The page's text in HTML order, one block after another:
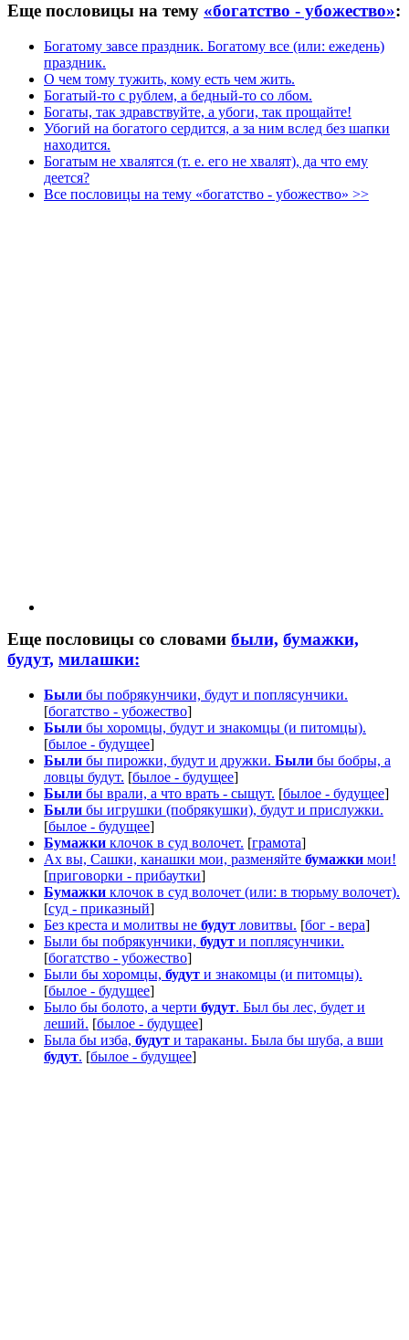
Еще пословицы на тему «богатство - убожество»:
Богатому завсе праздник. Богатому все (или: ежедень)
праздник.
О чем тому тужить, кому есть чем жить.
Богатый-то с рублем, а бедный-то со лбом.
Богаты, так здравствуйте, а убоги, так прощайте!
Убогий на богатого сердится, а за ним вслед без шапки
находится.
Богатым не хвалятся (т. е. его не хвалят), да что ему
деется?
Все пословицы на тему «богатство - убожество» >>
Еще пословицы со словами были, бумажки,
будут, милашки:
Были бы побрякунчики, будут и поплясунчики.
[богатство - убожество]
Были бы хоромцы, будут и знакомцы (и питомцы).
[былое - будущее]
Были бы пирожки, будут и дружки. Были бы бобры, а
ловцы будут. [былое - будущее]
Были бы врали, а что врать - сыщут. [былое - будущее]
Были бы игрушки (побрякушки), будут и прислужки.
[былое - будущее]
Бумажки клочок в суд волочет. [грамота]
Ах вы, Сашки, канашки мои, разменяйте бумажки мои!
[приговорки - прибаутки]
Бумажки клочок в суд волочет (или: в тюрьму волочет).
[суд - приказный]
Без креста и молитвы не будут ловитвы. [бог - вера]
Были бы побрякунчики, будут и поплясунчики.
[богатство - убожество]
Были бы хоромцы, будут и знакомцы (и питомцы).
[былое - будущее]
Было бы болото, а черти будут. Был бы лес, будет и
леший. [былое - будущее]
Была бы изба, будут и тараканы. Была бы шуба, а вши
будут. [былое - будущее]